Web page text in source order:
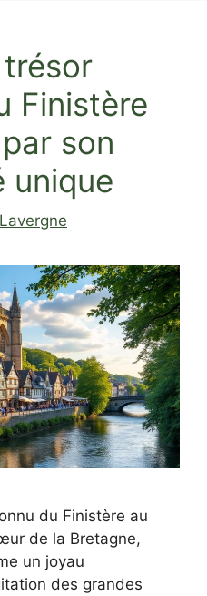
Finistère
son
unique
du Finistère au
de la Bretagne,
un joyau
des grandes